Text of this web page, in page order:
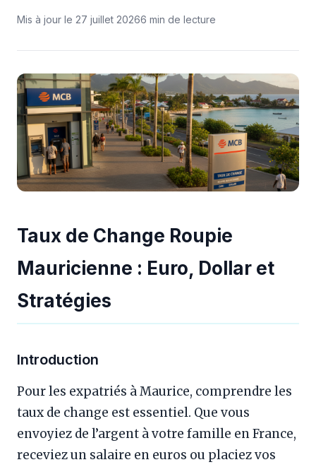
Mis à jour le 27 juillet 20266 min de lecture
Taux de Change Roupie
Mauricienne : Euro, Dollar et
Stratégies
Introduction
Pour les expatriés à Maurice, comprendre les
taux de change est essentiel. Que vous
envoyiez de l’argent à votre famille en France,
receviez un salaire en euros ou placiez vos